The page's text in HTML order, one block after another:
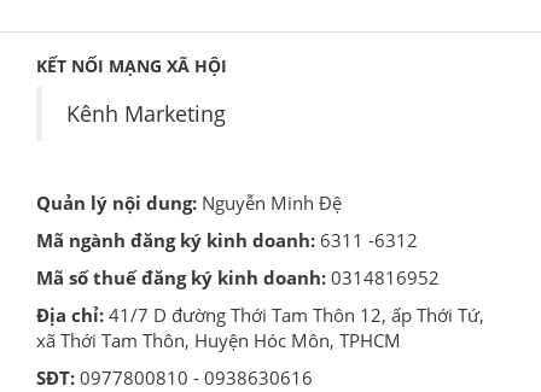
KẾT NỐI MẠNG XÃ HỘI
Kênh Marketing
Quản lý nội dung: Nguyễn Minh Đệ
Mã ngành đăng ký kinh doanh: 6311 -6312
Mã số thuế đăng ký kinh doanh: 0314816952
Địa chỉ: 41/7 D đường Thới Tam Thôn 12, ấp Thới Tứ,
xã Thới Tam Thôn, Huyện Hóc Môn, TPHCM
SĐT: 0977800810 - 0938630616